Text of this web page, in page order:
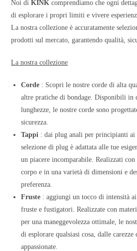
Noi diKINK comprendiamo che ogni
di esplorare i propri limiti e vivere
La nostra collezione è accuratamente
prodotti sul mercato, garantendo qualità,
La nostra collezione
Corde : Scopri le nostre corde di alta
altre pratiche di bondage. Disponibili in
lunghezze, le nostre corde sono
sicurezza.
Tappi : dai plug anali per principianti ai
selezione di plug è adattata alle tue
un piacere incomparabile. Realizzati
corpo e in una varietà di dimensioni e
preferenza.
Fruste : aggiungi un tocco di intensità
fruste e fustigatori. Realizzate con
per una maneggevolezza ottimale, le
di esplorare qualsiasi cosa, dalle carezze
appassionate.